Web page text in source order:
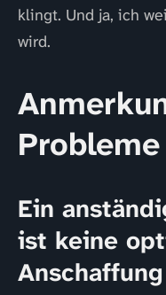
klingt. Und ja, ich
wird.
Ein
ist keine
Anschaffung